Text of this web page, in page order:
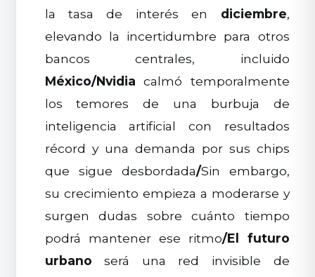
la tasa de interés en diciembre,
elevando la incertidumbre para otros
bancos centrales, incluido
México/Nvidia calmó temporalmente
los temores de una burbuja de
inteligencia artificial con resultados
récord y una demanda por sus chips
que sigue desbordada/Sin embargo,
su crecimiento empieza a moderarse y
surgen dudas sobre cuánto tiempo
podrá mantener ese ritmo/El futuro
urbanoserá una red invisible de